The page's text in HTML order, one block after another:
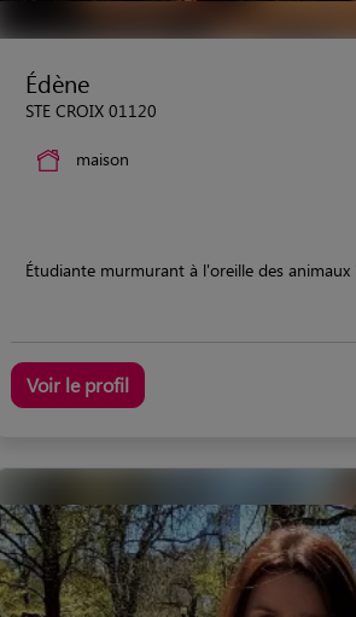
Édène
STE CROIX 01120
maison
Étudiante murmurant à l'oreille des animaux
Voir le profil